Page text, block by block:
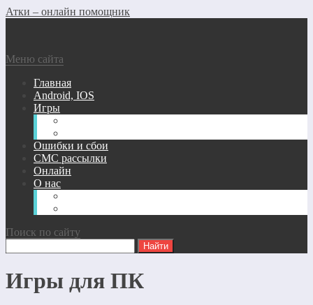
Атки – онлайн помощник
Меню сайта
Главная
Android, IOS
Игры
Ошибки и сбои
СМС рассылки
Онлайн
О нас
Поиск по сайту
Игры для ПК